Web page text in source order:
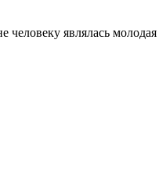
человеку являлась